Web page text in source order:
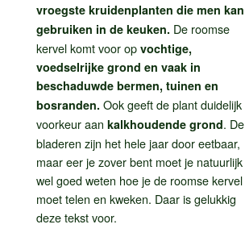
vroegste kruidenplanten die men kan
gebruiken in de keuken. De roomse
kervel komt voor op vochtige,
voedselrijke grond en vaak in
beschaduwde bermen, tuinen en
bosranden. Ook geeft de plant duidelijk
voorkeur aan kalkhoudende grond. De
bladeren zijn het hele jaar door eetbaar,
maar eer je zover bent moet je natuurlijk
wel goed weten hoe je de roomse kervel
moet telen en kweken. Daar is gelukkig
deze tekst voor.